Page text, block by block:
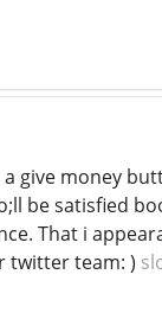
give money
be satisfied
That i
twitter team: )